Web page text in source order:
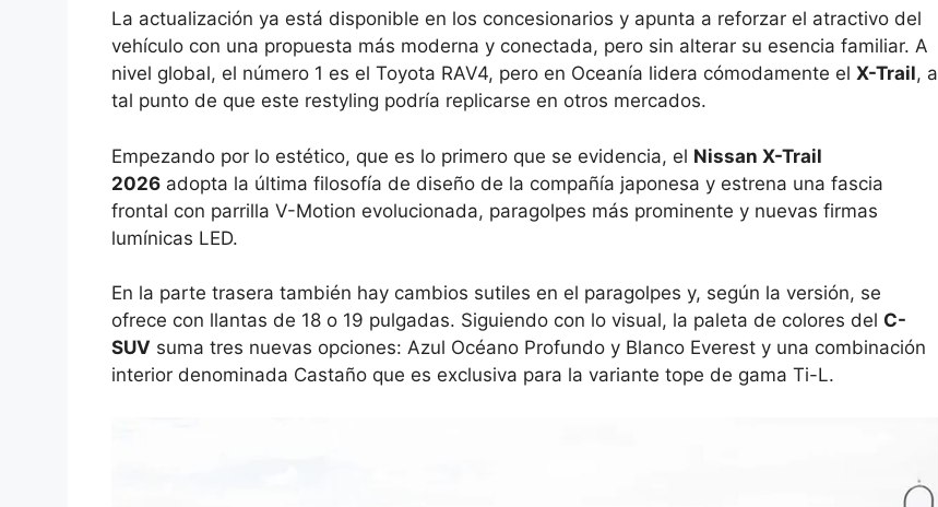
La actualización ya está disponible en los concesionarios y apunta a reforzar el atractivo del
vehículo con una propuesta más moderna y conectada, pero sin alterar su esencia familiar. A
nivel global, el número 1 es el Toyota RAV4, pero en Oceanía lidera cómodamente el X-Trail, a
tal punto de que este restyling podría replicarse en otros mercados.
Empezando por lo estético, que es lo primero que se evidencia, el Nissan X-Trail
2026 adopta la última filosofía de diseño de la compañía japonesa y estrena una fascia
frontal con parrilla V-Motion evolucionada, paragolpes más prominente y nuevas firmas
lumínicas LED.
En la parte trasera también hay cambios sutiles en el paragolpes y, según la versión, se
ofrece con llantas de 18 o 19 pulgadas. Siguiendo con lo visual, la paleta de colores del C-
SUV suma tres nuevas opciones: Azul Océano Profundo y Blanco Everest y una combinación
interior denominada Castaño que es exclusiva para la variante tope de gama Ti-L.